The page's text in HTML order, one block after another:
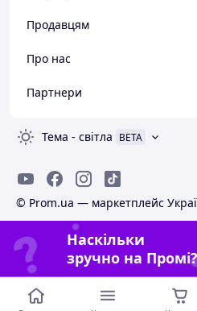
Продавцям
Про нас
Партнери
Тема - світла BETA
© Prom.ua — маркетплейс
Наскільки
зручно на Промі?